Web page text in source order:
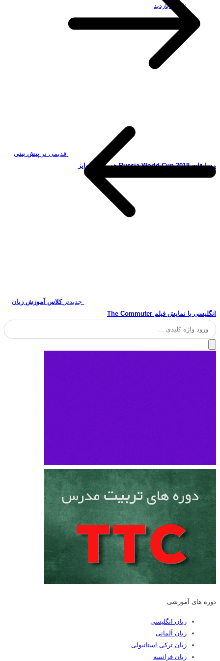
19.5k بازدید
قدیمی تر پیش بینی
مسابقات Russia World Cup 2018 همراه با جوایز
جدیدتر کلاس آموزش زبان
انگلیسی با نمایش فیلم The Commuter
جستجو
برای:
دوره های آموزشی
زبان انگلیسی
زبان آلمانی
زبان ترکی استانبولی
زبان فرانسه